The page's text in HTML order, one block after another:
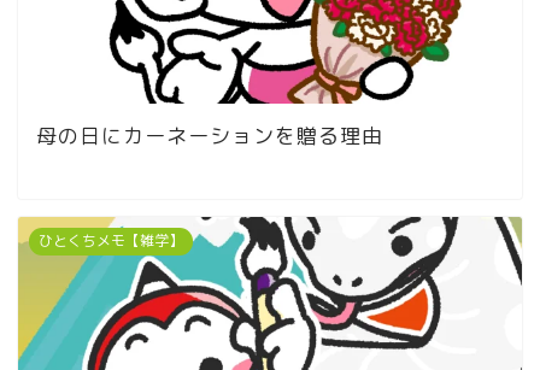
母の日にカーネーションを贈る理由
ひとくちメモ【雑学】